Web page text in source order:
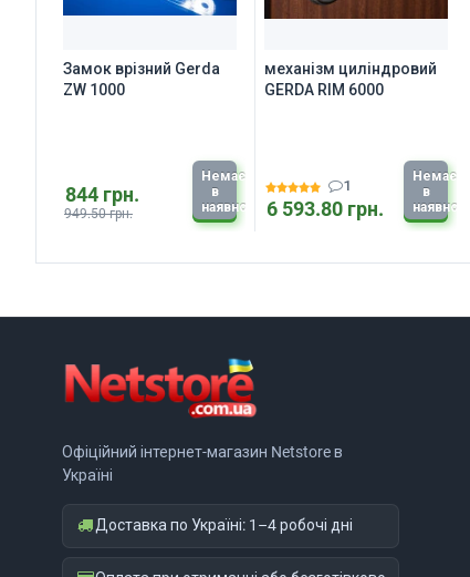
Замок врізний Gerda
ZW 1000
844 грн.
949.50 грн.
Немає
в
наявності
механізм циліндровий
GERDA RIM 6000
6 593.80 грн.
1
Немає
в
наявності
Офіційний інтернет-магазин Netstore в
Україні
Доставка по Україні: 1–4 робочі дні